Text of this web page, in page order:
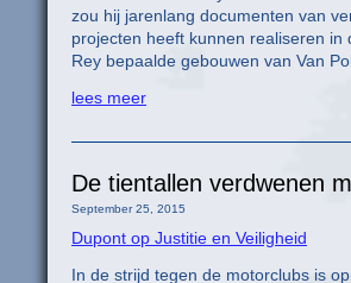
zou hij jarenlang documenten van
projecten heeft kunnen realiseren
Rey bepaalde gebouwen van Van
lees meer
De tientallen verdwenen
September 25, 2015
Dupont op Justitie en Veiligheid
In de strijd tegen de motorclubs is